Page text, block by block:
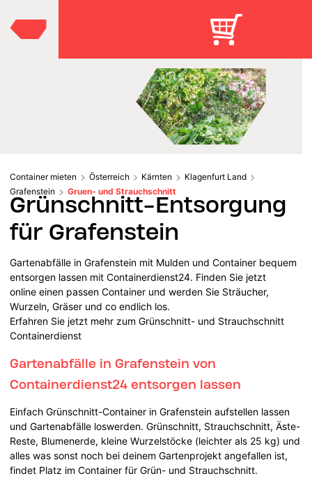
Container mieten Österreich Kärnten
Klagenfurt Land
Grafenstein
Gruen- und Strauchschnitt
Grünschnitt-Entsorgung
für Grafenstein
Gartenabfälle in Grafenstein mit Mulden und Container bequem
entsorgen lassen mit Containerdienst24. Finden Sie jetzt
online einen passen Container und werden Sie Sträucher,
Wurzeln, Gräser und co endlich los.
Erfahren Sie jetzt mehr zum Grünschnitt- und Strauchschnitt
Containerdienst
Gartenabfälle in Grafenstein von
Containerdienst24 entsorgen lassen
Einfach Grünschnitt-Container in Grafenstein aufstellen lassen
und Gartenabfälle loswerden. Grünschnitt, Strauchschnitt, Äste-
Reste, Blumenerde, kleine Wurzelstöcke (leichter als 25 kg) und
alles was sonst noch bei deinem Gartenprojekt angefallen ist,
findet Platz im Container für Grün- und Strauchschnitt.